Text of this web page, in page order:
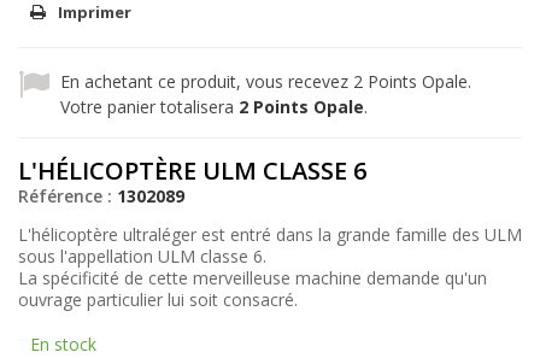
Imprimer
En achetant ce produit, vous recevez 2 Points Opale.
Votre panier totalisera 2 Points Opale.
L'HÉLICOPTÈRE ULM CLASSE 6
Référence : 1302089
L'hélicoptère ultraléger est entré dans la grande famille des ULM
sous l'appellation ULM classe 6.
La spécificité de cette merveilleuse machine demande qu'un
ouvrage particulier lui soit consacré.
En stock